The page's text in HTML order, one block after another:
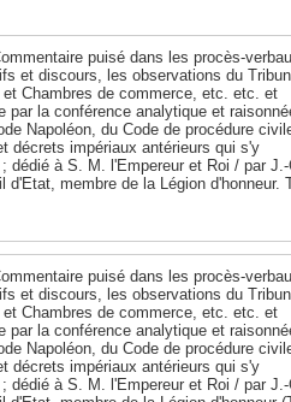
puisé dans les procès-
et discours, les observations du
Chambres de commerce, etc. etc. et
par la conférence analytique et
Napoléon, du Code de procédure
décrets impériaux antérieurs qui s'y
dédié à S. M. l'Empereur et Roi / par J.-
d'Etat, membre de la Légion d'honneur.
puisé dans les procès-
et discours, les observations du
Chambres de commerce, etc. etc. et
par la conférence analytique et
Napoléon, du Code de procédure
décrets impériaux antérieurs qui s'y
dédié à S. M. l'Empereur et Roi / par J.-